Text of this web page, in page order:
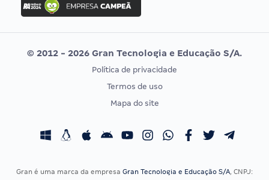
Concurso MPU
Editais publicados
Vunesp
CONCURSOS POR PROFISSÃO
Concursos Fiscais
EXAME DE ORDEM
Calendário OAB
© 2012 - 2026 Gran Tecnologia e Educação S/A.
Política de privacidade
Termos de uso
Mapa do site
Gran é uma marca da empresa Gran Tecnologia e Educação S/A, CNPJ: